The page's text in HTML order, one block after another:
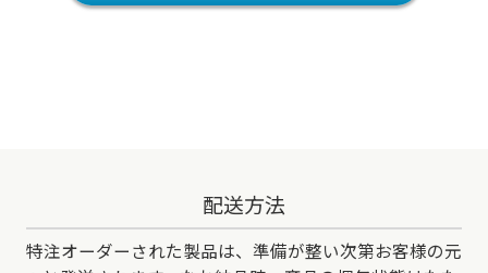
配送方法
特注オーダーされた製品は、準備が整い次第お客様の元